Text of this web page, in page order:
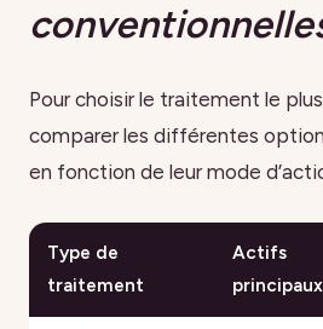
Pour choisir le traitement le
comparer les différentes
en fonction de leur mode
Type de
traitement
Actifs
principaux